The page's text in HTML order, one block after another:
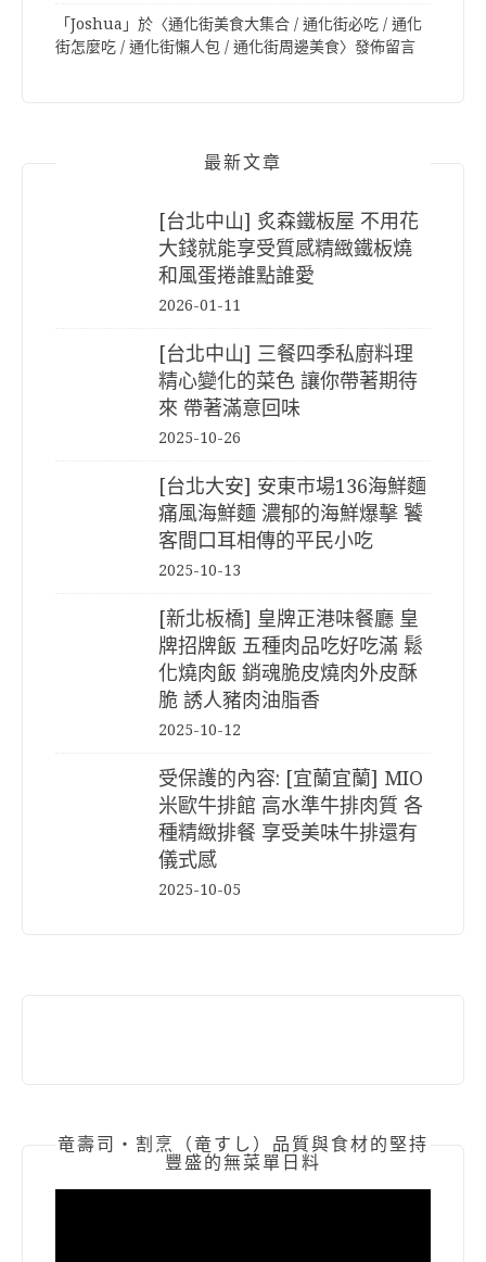
「Joshua 」於〈通化街美食大集合 / 通化街必吃 / 通化
街怎麼吃 / 通化街懶人包 / 通化街周邊美食〉發佈留言
最新文章
[台北中山] 炙森鐵板屋 不用花
大錢就能享受質感精緻鐵板燒
和風蛋捲誰點誰愛
2026-01-11
[台北中山] 三餐四季私廚料理
精心變化的菜色 讓你帶著期待
來 帶著滿意回味
2025-10-26
[台北大安] 安東市場136海鮮麵
痛風海鮮麵 濃郁的海鮮爆擊 饕
客間口耳相傳的平民小吃
2025-10-13
[新北板橋] 皇牌正港味餐廳 皇
牌招牌飯 五種肉品吃好吃滿 鬆
化燒肉飯 銷魂脆皮燒肉外皮酥
脆 誘人豬肉油脂香
2025-10-12
受保護的內容: [宜蘭宜蘭] MIO
米歐牛排館 高水準牛排肉質 各
種精緻排餐 享受美味牛排還有
儀式感
2025-10-05
竜壽司‧割烹（竜すし）品質與食材的堅持
豐盛的無菜單日料